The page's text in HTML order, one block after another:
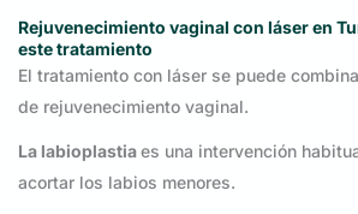
Rejuvenecimiento vaginal con láser en
este tratamiento
El tratamiento con láser se puede
de rejuvenecimiento vaginal.
La labioplastiaes una intervención
acortar los labios menores.